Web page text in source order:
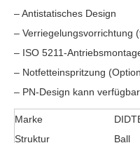
– Antistatisches Design
– Verriegelungsvorrichtung
– ISO 5211-
– Notfetteinspritzung
– PN-Design kann
Marke
Struktur
Ball